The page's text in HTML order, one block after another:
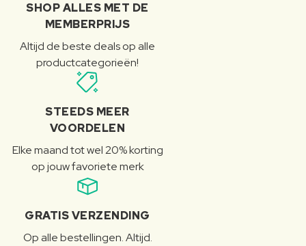
SHOP ALLES MET DE
MEMBERPRIJS
Altijd de beste deals op alle
productcategorieën!
STEEDS MEER
VOORDELEN
Elke maand tot wel 20% korting
op jouw favoriete merk
GRATIS VERZENDING
Op alle bestellingen. Altijd.